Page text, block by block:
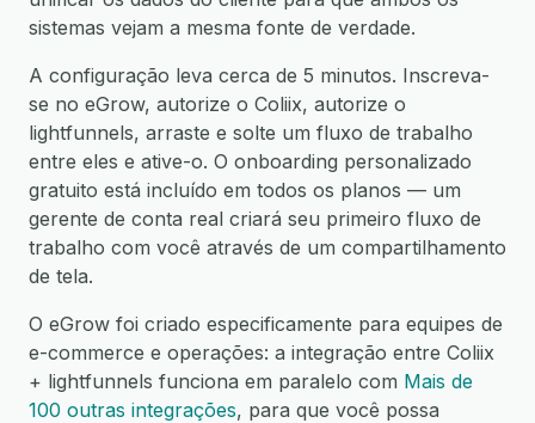
sistemas vejam a mesma fonte de verdade.
A configuração leva cerca de 5 minutos. Inscreva-
se no eGrow, autorize o Coliix, autorize o
lightfunnels, arraste e solte um fluxo de trabalho
entre eles e ative-o. O onboarding personalizado
gratuito está incluído em todos os planos — um
gerente de conta real criará seu primeiro fluxo de
trabalho com você através de um compartilhamento
de tela.
O eGrow foi criado especificamente para equipes de
e-commerce e operações: a integração entre Coliix
+ lightfunnels funciona em paralelo com Mais de
100 outras integrações, para que você possa